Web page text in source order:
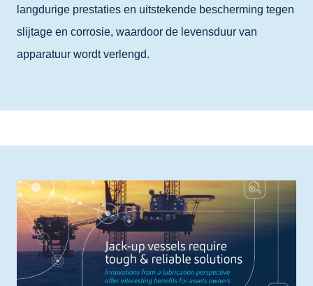
langdurige prestaties en uitstekende bescherming tegen
slijtage en corrosie, waardoor de levensduur van
apparatuur wordt verlengd.